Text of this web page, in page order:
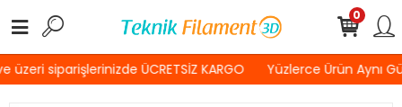
üzeri siparişlerinizde ÜCRETSİZ KARGO Yüzlerce Ürün Aynı
0